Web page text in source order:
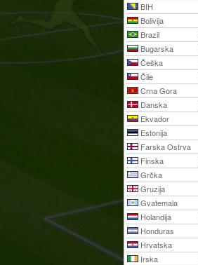
BIH
Bolivija
Brazil
Bugarska
Češka
Čile
Crna Gora
Danska
Ekvador
Estonija
Farska Ostrva
Finska
Grčka
Gruzija
Gvatemala
Holandija
Honduras
Hrvatska
Irska